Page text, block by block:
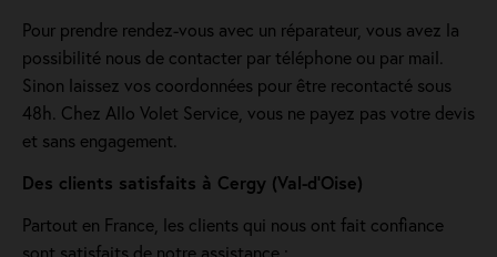
Pour prendre rendez-vous avec un réparateur, vous avez la
possibilité nous de contacter par téléphone ou par mail.
Sinon laissez vos coordonnées pour être recontacté sous
48h. Chez Allo Volet Service, vous ne payez pas votre devis
et sans engagement.
Des clients satisfaits à Cergy (Val-d'Oise)
Partout en France, les clients qui nous ont fait confiance
sont satisfaits de notre assistance :